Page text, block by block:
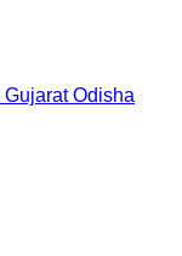
Gujarat Odisha